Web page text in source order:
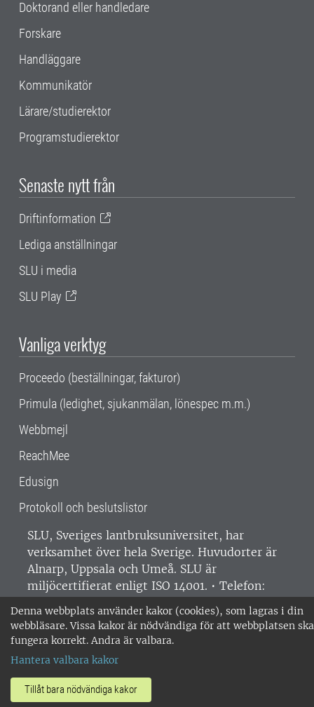
Denna webbplats använder kakor (cookies), som lagras i din
webbläsare. Vissa kakor är nödvändiga för att webbplatsen ska
fungera korrekt. Andra är valbara.
Hantera valbara kakor
Tillåt bara nödvändiga kakor
Doktorand eller handledare
Forskare
Handläggare
Kommunikatör
Lärare/studierektor
Programstudierektor
Senaste nytt från
Driftinformation
Lediga anställningar
SLU i media
SLU Play
Vanliga verktyg
Proceedo (beställningar, fakturor)
Primula (ledighet, sjukanmälan, lönespec m.m.)
Webbmejl
ReachMee
Edusign
Protokoll och beslutslistor
SLU, Sveriges lantbruksuniversitet, har
verksamhet över hela Sverige. Huvudorter är
Alnarp, Uppsala och Umeå. SLU är
miljöcertifierat enligt ISO 14001. • Telefon:
medarbetarwebben•SLU:s fakturaadress•
Om SLU:s webbplatser
•
Vid KRIS
Hantera kakor